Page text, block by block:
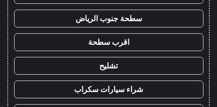
سطحة جنوب الرياض
اقرب سطحة
تشليح
شراء سيارات سكراب